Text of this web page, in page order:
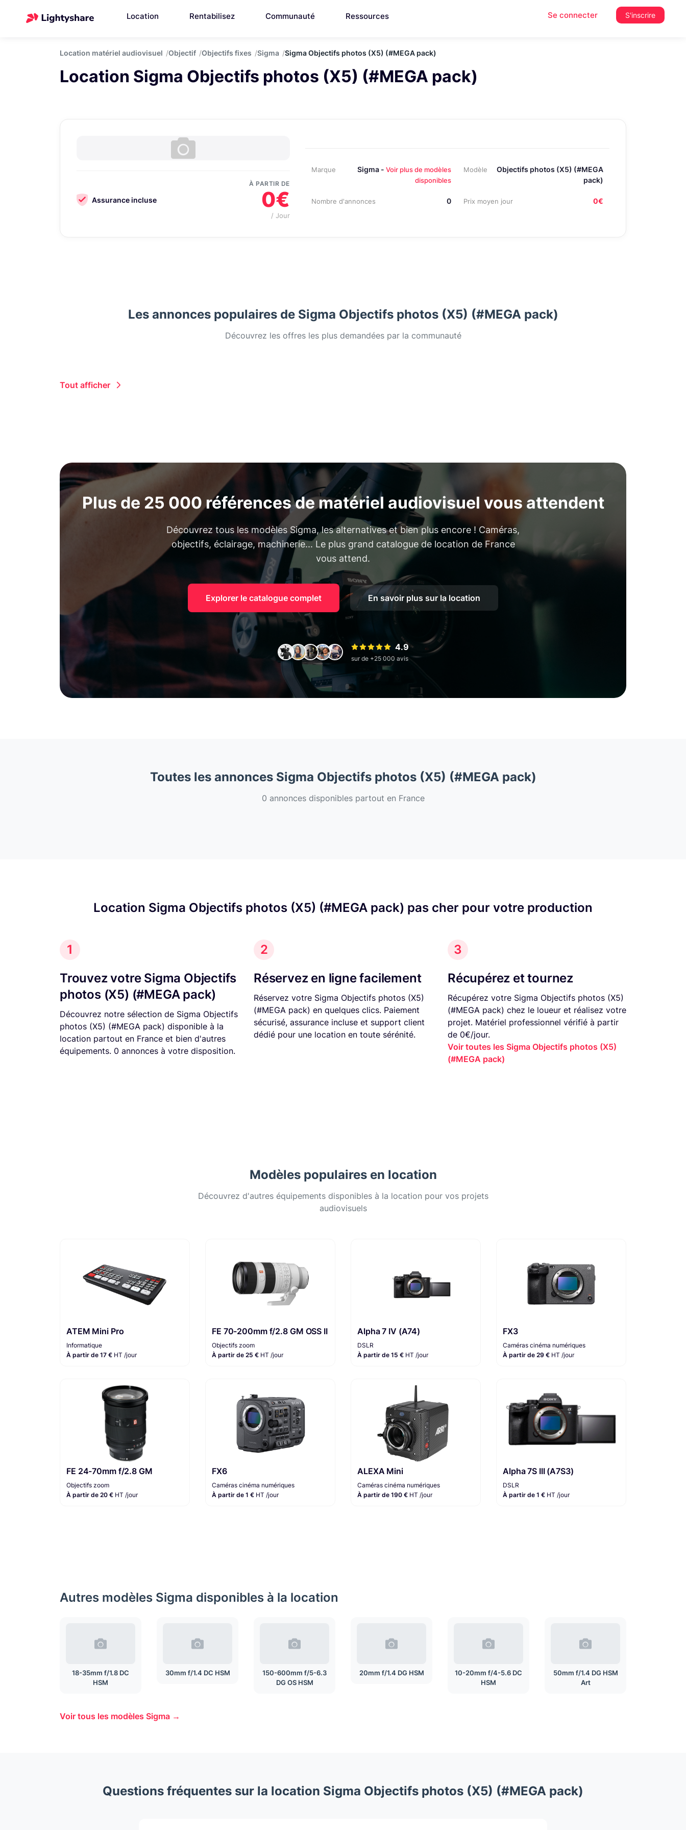
Location Rentabilisez Communauté Ressources Se connecter S'inscrire
Location matériel audiovisuel Objectif Objectifs fixes Sigma Sigma Objectifs photos (X5) (#MEGA pack)
Location Sigma Objectifs photos (X5) (#MEGA pack)
Assurance incluse
À PARTIR DE
0€
/ Jour
Marque Sigma - Voir plus de modèles
disponibles
Modèle
Objectifs photos (X5) (#MEGA
pack)
Nombre d'annonces 0 Prix moyen jour 0€
Les annonces populaires de Sigma Objectifs photos (X5) (#MEGA pack)
Découvrez les offres les plus demandées par la communauté
Tout afficher
Plus de 25 000 références de matériel audiovisuel vous attendent
Découvrez tous les modèles Sigma, les alternatives et bien plus encore ! Caméras,
objectifs, éclairage, machinerie... Le plus grand catalogue de location de France
vous attend.
Explorer le catalogue complet En savoir plus sur la location
4.9
sur de +25 000 avis
Toutes les annonces Sigma Objectifs photos (X5) (#MEGA pack)
0 annonces disponibles partout en France
Location Sigma Objectifs photos (X5) (#MEGA pack) pas cher pour votre production
1
Trouvez votre Sigma Objectifs
photos (X5) (#MEGA pack)
Découvrez notre sélection de Sigma Objectifs
photos (X5) (#MEGA pack) disponible à la
location partout en France et bien d'autres
équipements. 0 annonces à votre disposition.
2
Réservez en ligne facilement
Réservez votre Sigma Objectifs photos (X5)
(#MEGA pack) en quelques clics. Paiement
sécurisé, assurance incluse et support client
dédié pour une location en toute sérénité.
3
Récupérez et tournez
Récupérez votre Sigma Objectifs photos (X5)
(#MEGA pack) chez le loueur et réalisez votre
projet. Matériel professionnel vérifié à partir
de 0€/jour.
Voir toutes les Sigma Objectifs photos (X5)
(#MEGA pack)
Modèles populaires en location
Découvrez d'autres équipements disponibles à la location pour vos projets
audiovisuels
ATEM Mini Pro
Informatique
À partir de 17 € HT /jour
FE 70-200mm f/2.8 GM OSS II
Objectifs zoom
À partir de 25 € HT /jour
Alpha 7 IV (A74)
DSLR
À partir de 15 € HT /jour
FX3
Caméras cinéma numériques
À partir de 29 € HT /jour
FE 24-70mm f/2.8 GM
Objectifs zoom
À partir de 20 € HT /jour
FX6
Caméras cinéma numériques
À partir de 1 € HT /jour
ALEXA Mini
Caméras cinéma numériques
À partir de 190 € HT /jour
Alpha 7S III (A7S3)
DSLR
À partir de 1 € HT /jour
Autres modèles Sigma disponibles à la location
18-35mm f/1.8 DC
HSM
30mm f/1.4 DC HSM
150-600mm f/5-6.3
DG OS HSM
20mm f/1.4 DG HSM
10-20mm f/4-5.6 DC
HSM
50mm f/1.4 DG HSM
Art
Voir tous les modèles Sigma →
Questions fréquentes sur la location Sigma Objectifs photos (X5) (#MEGA pack)